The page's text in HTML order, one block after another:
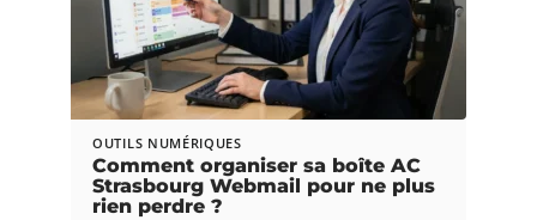
OUTILS NUMÉRIQUES
Comment organiser sa boîte AC
Strasbourg Webmail pour ne plus
rien perdre ?